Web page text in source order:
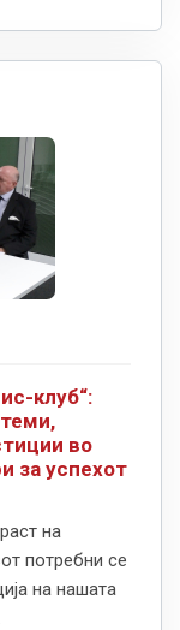
клуб“:
во
за успехот
на
потребни се
на нашата